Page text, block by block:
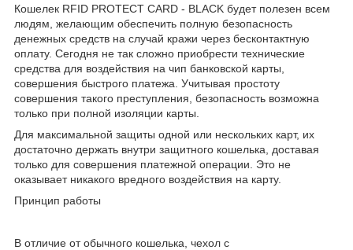
Кошелек RFID PROTECT CARD - BLACK будет полезен всем
людям, желающим обеспечить полную безопасность
денежных средств на случай кражи через бесконтактную
оплату. Сегодня не так сложно приобрести технические
средства для воздействия на чип банковской карты,
совершения быстрого платежа. Учитывая простоту
совершения такого преступления, безопасность возможна
только при полной изоляции карты.
Для максимальной защиты одной или нескольких карт, их
достаточно держать внутри защитного кошелька, доставая
только для совершения платежной операции. Это не
оказывает никакого вредного воздействия на карту.
Принцип работы
В отличие от обычного кошелька, чехол с